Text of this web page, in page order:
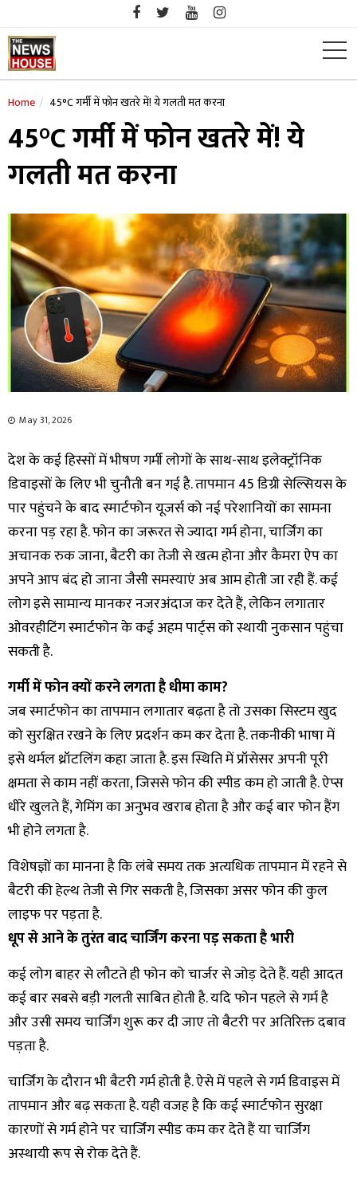
content
Home 45°C गर्मी में फोन खतरे में! ये गलती मत करना
45°C गर्मी में फोन खतरे में! ये
गलती मत करना
May 31, 2026
देश के कई हिस्सों में भीषण गर्मी लोगों के साथ-साथ इलेक्ट्रॉनिक
डिवाइसों के लिए भी चुनौती बन गई है. तापमान 45 डिग्री सेल्सियस के
पार पहुंचने के बाद स्मार्टफोन यूजर्स को नई परेशानियों का सामना
करना पड़ रहा है. फोन का जरूरत से ज्यादा गर्म होना, चार्जिंग का
अचानक रुक जाना, बैटरी का तेजी से खत्म होना और कैमरा ऐप का
अपने आप बंद हो जाना जैसी समस्याएं अब आम होती जा रही हैं. कई
लोग इसे सामान्य मानकर नजरअंदाज कर देते हैं, लेकिन लगातार
ओवरहीटिंग स्मार्टफोन के कई अहम पार्ट्स को स्थायी नुकसान पहुंचा
सकती है.
गर्मी में फोन क्यों करने लगता है धीमा काम?
जब स्मार्टफोन का तापमान लगातार बढ़ता है तो उसका सिस्टम खुद
को सुरक्षित रखने के लिए प्रदर्शन कम कर देता है. तकनीकी भाषा में
इसे थर्मल थ्रॉटलिंग कहा जाता है. इस स्थिति में प्रॉसेसर अपनी पूरी
क्षमता से काम नहीं करता, जिससे फोन की स्पीड कम हो जाती है. ऐप्स
धीरे खुलते हैं, गेमिंग का अनुभव खराब होता है और कई बार फोन हैंग
भी होने लगता है.
विशेषज्ञों का मानना है कि लंबे समय तक अत्यधिक तापमान में रहने से
बैटरी की हेल्थ तेजी से गिर सकती है, जिसका असर फोन की कुल
लाइफ पर पड़ता है.
धूप से आने के तुरंत बाद चार्जिंग करना पड़ सकता है भारी
कई लोग बाहर से लौटते ही फोन को चार्जर से जोड़ देते हैं. यही आदत
कई बार सबसे बड़ी गलती साबित होती है. यदि फोन पहले से गर्म है
और उसी समय चार्जिंग शुरू कर दी जाए तो बैटरी पर अतिरिक्त दबाव
पड़ता है.
चार्जिंग के दौरान भी बैटरी गर्म होती है. ऐसे में पहले से गर्म डिवाइस में
तापमान और बढ़ सकता है. यही वजह है कि कई स्मार्टफोन सुरक्षा
कारणों से गर्म होने पर चार्जिंग स्पीड कम कर देते हैं या चार्जिंग
अस्थायी रूप से रोक देते हैं.